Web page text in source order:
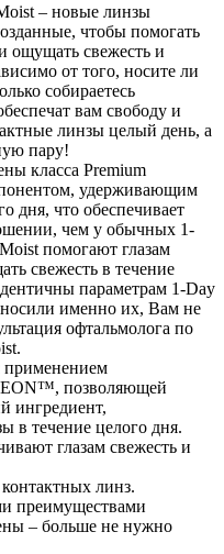
– новые линзы
чтобы помогать
ощущать свежесть и
от того, носите ли
собираетесь
вам свободу и
линзы целый день, а
пару!
класса Premium
удерживающим
дня, что обеспечивает
чем у обычных 1-
помогают глазам
свежесть в течение
параметрам 1-Day
именно их, Вам не
офтальмолога по
применением
позволяющей
ингредиент,
в течение целого дня.
глазам свежесть и
линз.
преимуществами
– больше не нужно